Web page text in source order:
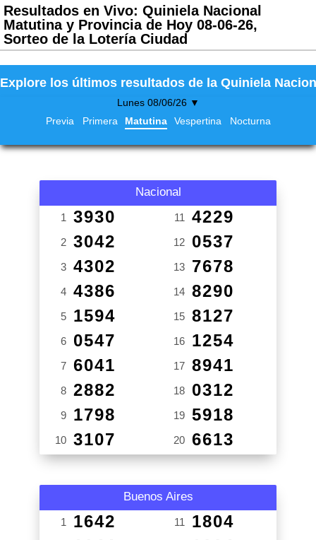
Resultados en Vivo: Quiniela Nacional
Matutina y Provincia de Hoy 08-06-26,
Sorteo de la Lotería Ciudad
Explore los últimos resultados de la Quiniela
Lunes 08/06/26 ▼
Previa
Primera Matutina Vespertina Nocturna
Nacional
1 3930
2 3042
3 4302
4 4386
5 1594
6 0547
7 6041
8 2882
9 1798
10 3107
11 4229
12 0537
13 7678
14 8290
15 8127
16 1254
17 8941
18 0312
19 5918
20 6613
Buenos Aires
1 1642 11 1804